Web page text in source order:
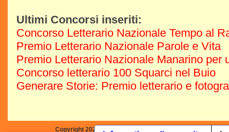
Ultimi Concorsi inseriti:
Concorso Letterario Nazionale Tempo al
Premio Letterario Nazionale Parole e Vita
Premio Letterario Nazionale Manarino per
Concorso letterario 100 Squarci nel Buio
Generare Storie: Premio letterario e
Copyright 2025 by Concorsi-Letterari.it - P.IVA